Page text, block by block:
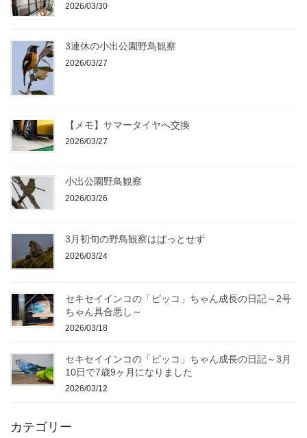
2026/03/30
3連休の小出公園野鳥観察
2026/03/27
【メモ】サマータイヤへ交換
2026/03/27
小出公園野鳥観察
2026/03/26
3月初旬の野鳥観察はぱっとせず
2026/03/24
セキセイインコの「ピッコ」ちゃん成長の日記～2号
ちゃん具合悪し～
2026/03/18
セキセイインコの「ピッコ」ちゃん成長の日記～3月
10日で7歳9ヶ月になりました
2026/03/12
カテゴリー